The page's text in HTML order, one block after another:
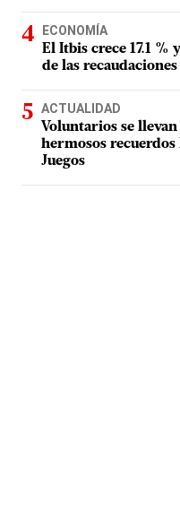
ECONOMÍA
El Itbis crece 17.1 %
de las
ACTUALIDAD
Voluntarios se
hermosos recuerdos
Juegos